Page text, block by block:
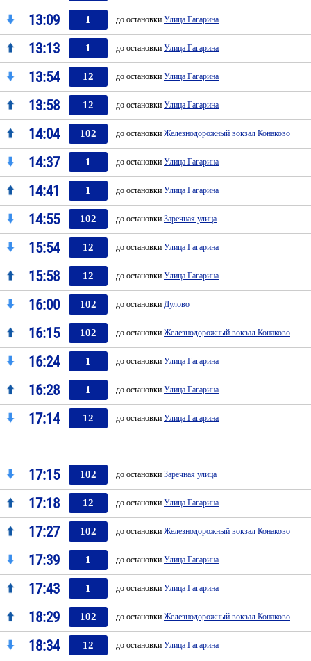
13:09 1 до остановки Улица Гагарина
13:13 1 до остановки Улица Гагарина
13:54 12 до остановки Улица Гагарина
13:58 12 до остановки Улица Гагарина
14:04 102 до остановки Железнодорожный вокзал Конаково
14:37 1 до остановки Улица Гагарина
14:41 1 до остановки Улица Гагарина
14:55 102 до остановки Заречная улица
15:54 12 до остановки Улица Гагарина
15:58 12 до остановки Улица Гагарина
16:00 102 до остановки Дулово
16:15 102 до остановки Железнодорожный вокзал Конаково
16:24 1 до остановки Улица Гагарина
16:28 1 до остановки Улица Гагарина
17:14 12 до остановки Улица Гагарина
17:15 102 до остановки Заречная улица
17:18 12 до остановки Улица Гагарина
17:27 102 до остановки Железнодорожный вокзал Конаково
17:39 1 до остановки Улица Гагарина
17:43 1 до остановки Улица Гагарина
18:29 102 до остановки Железнодорожный вокзал Конаково
18:34 12 до остановки Улица Гагарина